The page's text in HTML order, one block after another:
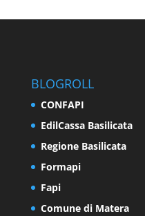
BLOGROLL
CONFAPI
EdilCassa Basilicata
Regione Basilicata
Formapi
Fapi
Comune di Matera